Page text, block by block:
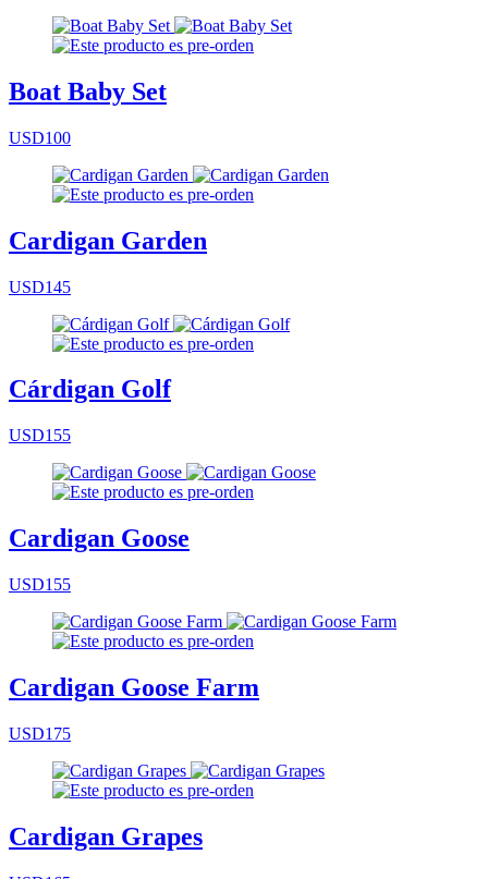
Boat Baby Set
USD100
Cardigan Garden
USD145
Cárdigan Golf
USD155
Cardigan Goose
USD155
Cardigan Goose Farm
USD175
Cardigan Grapes